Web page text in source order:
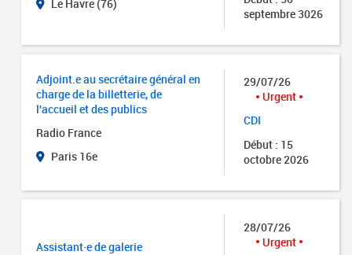
Le Havre (76)
septembre 3026
Adjoint.e au secrétaire général en
charge de la billetterie, de
l'accueil et des publics
Radio France
Paris 16e
29/07/26
Urgent
CDI
Début : 15
octobre 2026
Assistant·e de galerie
28/07/26
Urgent